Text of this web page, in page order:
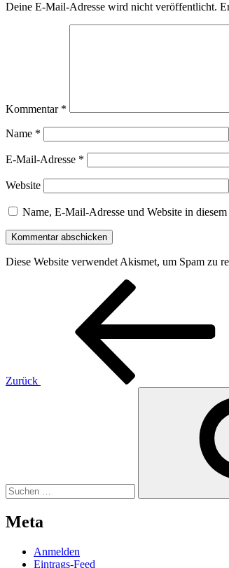
Deine E-Mail-Adresse wird nicht veröffentlicht.
Kommentar *
Name *
E-Mail-Adresse *
Website
Name, E-Mail-Adresse und Website in
Diese Website verwendet Akismet, um Spam zu
Beitragsnavigation
Zurück
Meta
Anmelden
Eintrags-Feed